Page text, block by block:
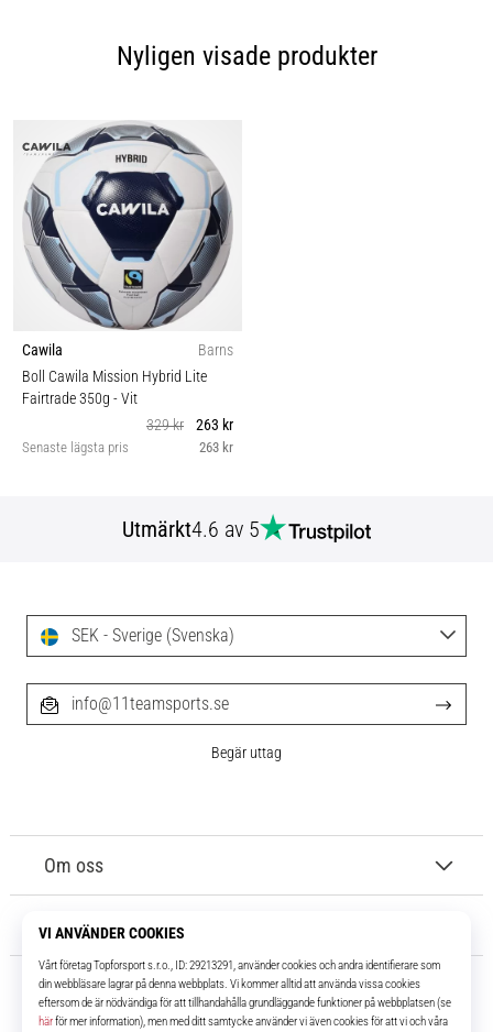
Nyligen visade produkter
Cawila
Barns
Boll Cawila Mission Hybrid Lite
Fairtrade 350g - Vit
329 kr
263 kr
Senaste lägsta pris 263 kr
Utmärkt4.6 av 5
Om oss
Kundtjänst
SEK - Sverige (Svenska)
info@11teamsports.se
Begär uttag